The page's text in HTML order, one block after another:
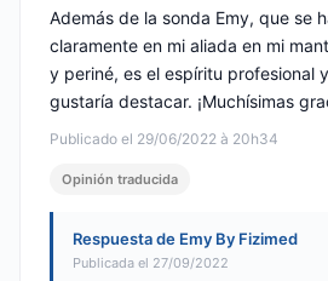
Publicado el 29/06/2022 à 20h34
Además de la sonda Emy, que se
claramente en mi aliada en mi
y periné, es el espíritu profesional
gustaría destacar. ¡Muchísimas
Opinión traducida
Respuesta de Emy By Fizimed
Publicada el 27/09/2022